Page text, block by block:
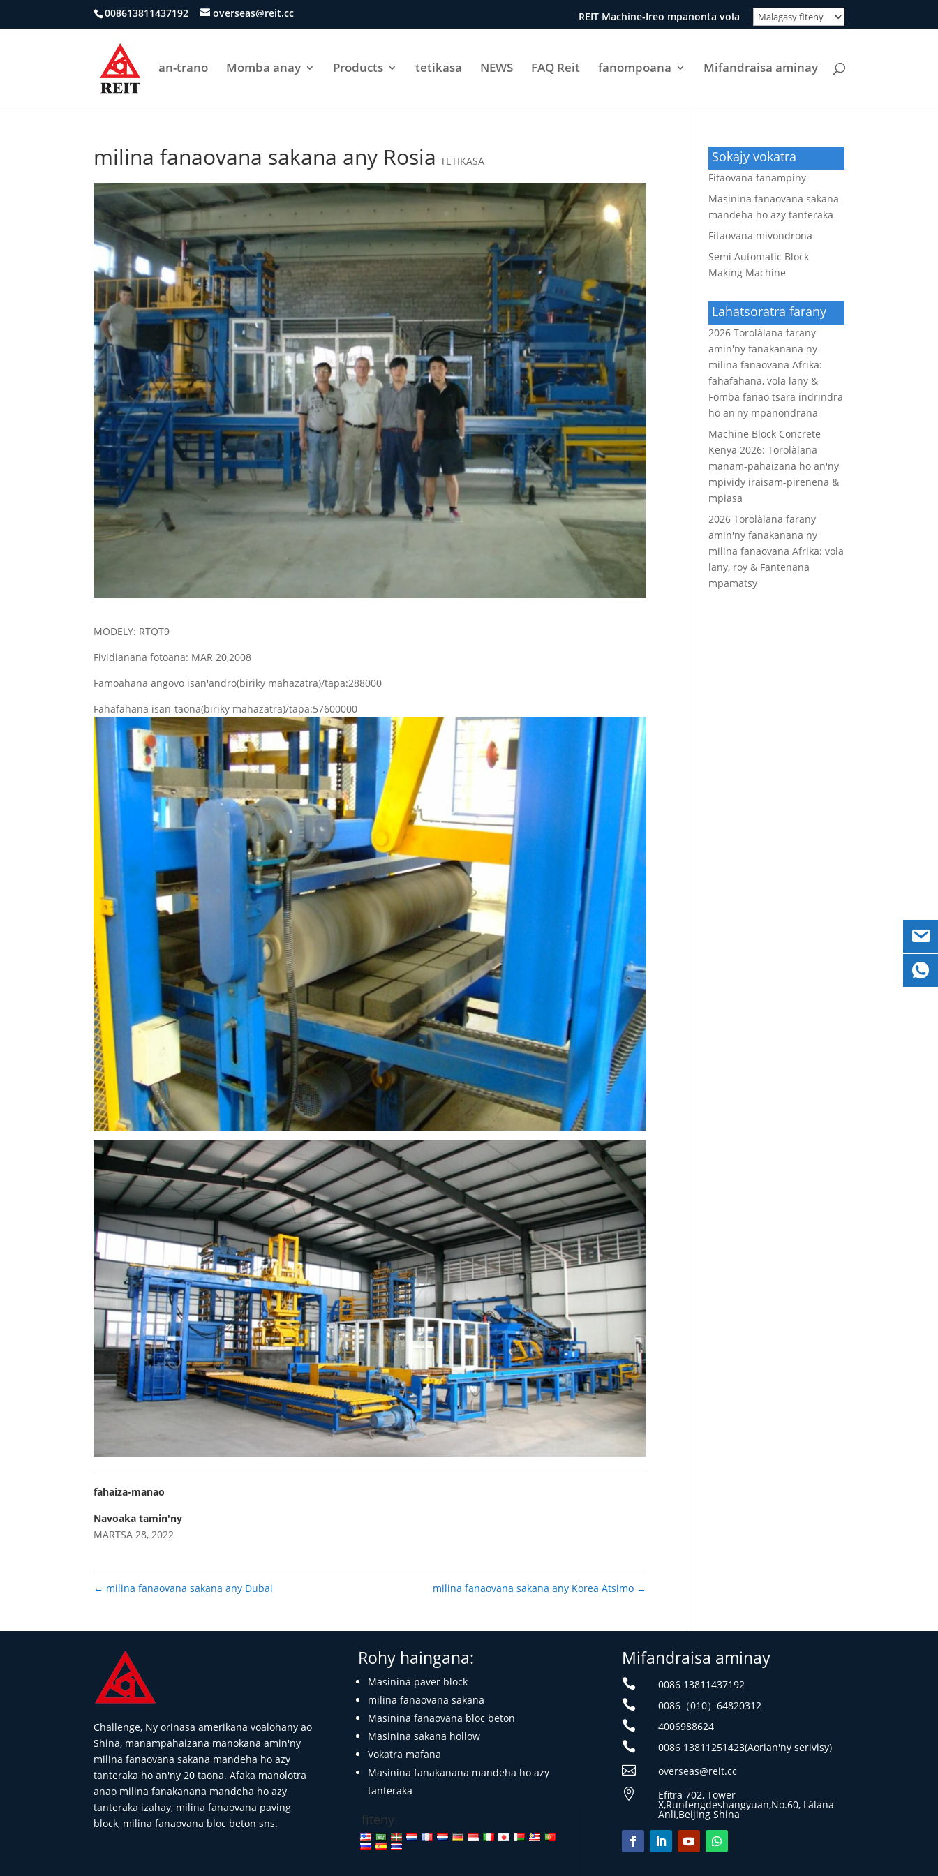
008613811437192 overseas@reit.cc REIT Machine-Ireo mpanonta vola
an-trano Momba anay Products tetikasa NEWS FAQ Reit fanompoana Mifandraisa aminay
milina fanaovana sakana any Rosia TETIKASA
MODELY: RTQT9
Fividianana fotoana: MAR 20,2008
Famoahana angovo isan'andro(biriky mahazatra)/tapa:288000
Fahafahana isan-taona(biriky mahazatra)/tapa:57600000
fahaiza-manao
Navoaka tamin'ny
MARTSA 28, 2022
← milina fanaovana sakana any Dubai milina fanaovana sakana any Korea Atsimo →
Sokajy vokatra
Fitaovana fanampiny
Masinina fanaovana sakana
mandeha ho azy tanteraka
Fitaovana mivondrona
Semi Automatic Block
Making Machine
Lahatsoratra farany
2026 Torolàlana farany
amin'ny fanakanana ny
milina fanaovana Afrika:
fahafahana, vola lany &
Fomba fanao tsara indrindra
ho an'ny mpanondrana
Machine Block Concrete
Kenya 2026: Torolàlana
manam-pahaizana ho an'ny
mpividy iraisam-pirenena &
mpiasa
2026 Torolàlana farany
amin'ny fanakanana ny
milina fanaovana Afrika: vola
lany, roy & Fantenana
mpamatsy
Challenge, Ny orinasa amerikana voalohany ao
Shina, manampahaizana manokana amin'ny
milina fanaovana sakana mandeha ho azy
tanteraka ho an'ny 20 taona. Afaka manolotra
anao milina fanakanana mandeha ho azy
tanteraka izahay, milina fanaovana paving
block, milina fanaovana bloc beton sns.
Rohy haingana:
Masinina paver block
milina fanaovana sakana
Masinina fanaovana bloc beton
Masinina sakana hollow
Vokatra mafana
Masinina fanakanana mandeha ho azy
tanteraka
fiteny:
Mifandraisa aminay
 0086 13811437192
 0086（010）64820312
 4006988624
 0086 13811251423(Aorian'ny serivisy)
 overseas@reit.cc
 Efitra 702, Tower
X,Runfengdeshangyuan,No.60, Làlana
Anli,Beijing Shina